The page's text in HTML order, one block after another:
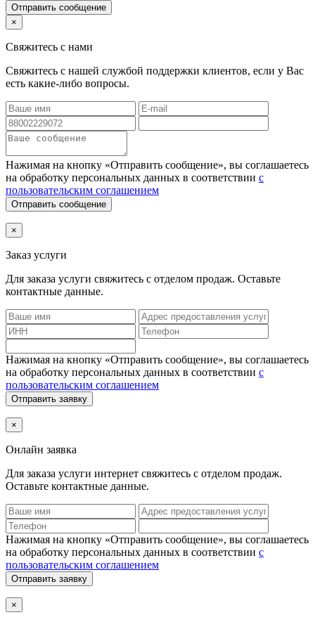
Отправить сообщение
×
Свяжитесь с нами
Свяжитесь с нашей службой поддержки клиентов, если у Вас
есть какие-либо вопросы.
Нажимая на кнопку «Отправить сообщение», вы соглашаетесь
на обработку персональных данных в соответствии с
пользовательским соглашением
Отправить сообщение
×
Заказ услуги
Для заказа услуги свяжитесь с отделом продаж. Оставьте
контактные данные.
Нажимая на кнопку «Отправить сообщение», вы соглашаетесь
на обработку персональных данных в соответствии с
пользовательским соглашением
Отправить заявку
×
Онлайн заявка
Для заказа услуги интернет свяжитесь с отделом продаж.
Оставьте контактные данные.
Нажимая на кнопку «Отправить сообщение», вы соглашаетесь
на обработку персональных данных в соответствии с
пользовательским соглашением
Отправить заявку
×